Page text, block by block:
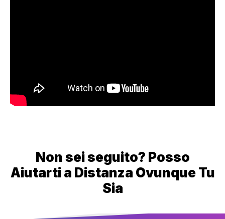
Non sei seguito? Posso
Aiutarti a Distanza Ovunque Tu
Sia